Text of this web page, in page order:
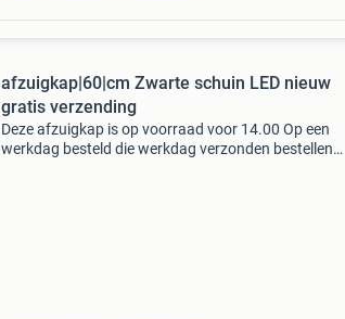
afzuigkap|60|cm Zwarte schuin LED nieuw
gratis verzending
Deze afzuigkap is op voorraad voor 14.00 Op een
werkdag besteld die werkdag verzonden bestellen